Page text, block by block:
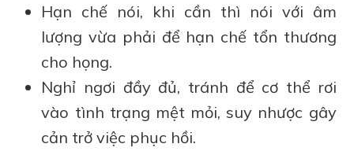
Hạn chế nói, khi cần thì nói với âm
lượng vừa phải để hạn chế tổn thương
cho họng.
Nghỉ ngơi đầy đủ, tránh để cơ thể rơi
vào tình trạng mệt mỏi, suy nhược gây
cản trở việc phục hồi.